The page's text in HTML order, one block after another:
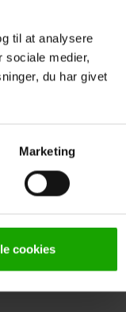
til at analysere
sociale medier,
du har givet
Marketing
cookies
af
og sikre